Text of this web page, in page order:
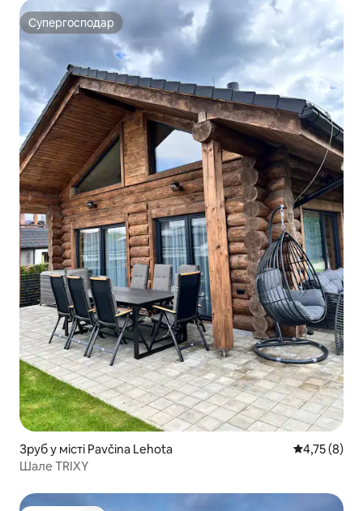
Супергосподар
Супергосподар
Зруб у місті Pavčina Lehota Середня
4,75 (8)
Шале TRIXY